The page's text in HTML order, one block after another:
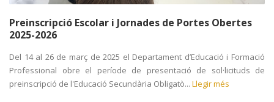
Preinscripció Escolar i Jornades de Portes Obertes
2025-2026
Del 14 al 26 de març de 2025 el Departament d’Educació i Formació
Professional obre el període de presentació de sol·licituds de
preinscripció de l'Educació Secundària Obligatò... Llegir més